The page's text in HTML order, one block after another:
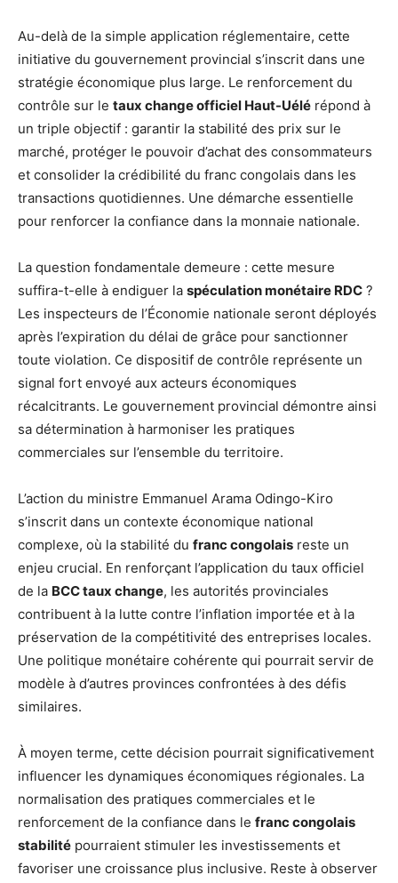
Au-delà de la simple application réglementaire, cette
initiative du gouvernement provincial s’inscrit dans une
stratégie économique plus large. Le renforcement du
contrôle sur le taux change officiel Haut-Uélé répond à
un triple objectif : garantir la stabilité des prix sur le
marché, protéger le pouvoir d’achat des consommateurs
et consolider la crédibilité du franc congolais dans les
transactions quotidiennes. Une démarche essentielle
pour renforcer la confiance dans la monnaie nationale.
La question fondamentale demeure : cette mesure
suffira-t-elle à endiguer la spéculation monétaire RDC ?
Les inspecteurs de l’Économie nationale seront déployés
après l’expiration du délai de grâce pour sanctionner
toute violation. Ce dispositif de contrôle représente un
signal fort envoyé aux acteurs économiques
récalcitrants. Le gouvernement provincial démontre ainsi
sa détermination à harmoniser les pratiques
commerciales sur l’ensemble du territoire.
L’action du ministre Emmanuel Arama Odingo-Kiro
s’inscrit dans un contexte économique national
complexe, où la stabilité du franc congolais reste un
enjeu crucial. En renforçant l’application du taux officiel
de la BCC taux change, les autorités provinciales
contribuent à la lutte contre l’inflation importée et à la
préservation de la compétitivité des entreprises locales.
Une politique monétaire cohérente qui pourrait servir de
modèle à d’autres provinces confrontées à des défis
similaires.
À moyen terme, cette décision pourrait significativement
influencer les dynamiques économiques régionales. La
normalisation des pratiques commerciales et le
renforcement de la confiance dans le franc congolais
stabilité pourraient stimuler les investissements et
favoriser une croissance plus inclusive. Reste à observer